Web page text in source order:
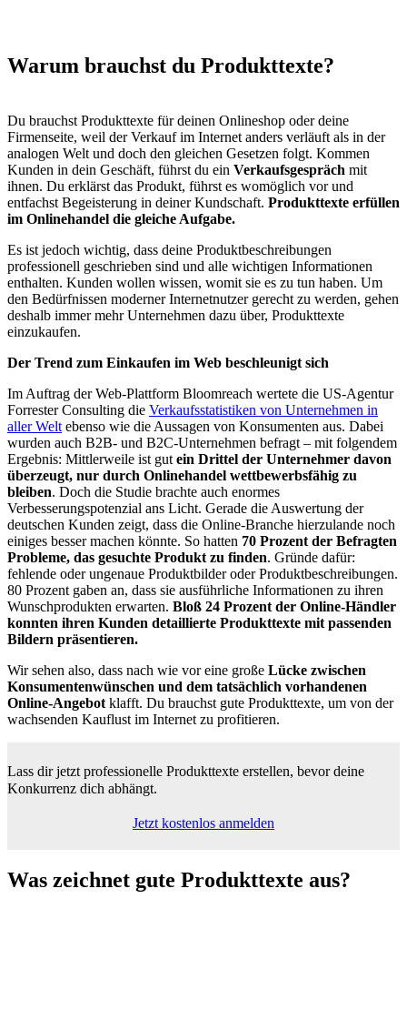
Warum brauchst du Produkttexte?
Du brauchst Produkttexte für deinen Onlineshop oder deine
Firmenseite, weil der Verkauf im Internet anders verläuft als in der
analogen Welt und doch den gleichen Gesetzen folgt. Kommen
Kunden in dein Geschäft, führst du ein Verkaufsgespräch mit
ihnen. Du erklärst das Produkt, führst es womöglich vor und
entfachst Begeisterung in deiner Kundschaft. Produkttexte erfüllen
im Onlinehandel die gleiche Aufgabe.
Es ist jedoch wichtig, dass deine Produktbeschreibungen
professionell geschrieben sind und alle wichtigen Informationen
enthalten. Kunden wollen wissen, womit sie es zu tun haben. Um
den Bedürfnissen moderner Internetnutzer gerecht zu werden, gehen
deshalb immer mehr Unternehmen dazu über, Produkttexte
einzukaufen.
Der Trend zum Einkaufen im Web beschleunigt sich
Im Auftrag der Web-Plattform Bloomreach wertete die US-Agentur
Forrester Consulting die Verkaufsstatistiken von Unternehmen in
aller Welt ebenso wie die Aussagen von Konsumenten aus. Dabei
wurden auch B2B- und B2C-Unternehmen befragt – mit folgendem
Ergebnis: Mittlerweile ist gut ein Drittel der Unternehmer davon
überzeugt, nur durch Onlinehandel wettbewerbsfähig zu
bleiben. Doch die Studie brachte auch enormes
Verbesserungspotenzial ans Licht. Gerade die Auswertung der
deutschen Kunden zeigt, dass die Online-Branche hierzulande noch
einiges besser machen könnte. So hatten 70 Prozent der Befragten
Probleme, das gesuchte Produkt zu finden. Gründe dafür:
fehlende oder ungenaue Produktbilder oder Produktbeschreibungen.
80 Prozent gaben an, dass sie ausführliche Informationen zu ihren
Wunschprodukten erwarten. Bloß 24 Prozent der Online-Händler
konnten ihren Kunden detaillierte Produkttexte mit passenden
Bildern präsentieren.
Wir sehen also, dass nach wie vor eine große Lücke zwischen
Konsumentenwünschen und dem tatsächlich vorhandenen
Online-Angebot klafft. Du brauchst gute Produkttexte, um von der
wachsenden Kauflust im Internet zu profitieren.
Lass dir jetzt professionelle Produkttexte erstellen, bevor deine
Konkurrenz dich abhängt.
Jetzt kostenlos anmelden
Was zeichnet gute Produkttexte aus?